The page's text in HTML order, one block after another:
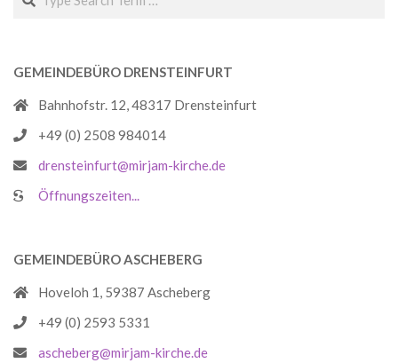
GEMEINDEBÜRO DRENSTEINFURT
Bahnhofstr. 12, 48317 Drensteinfurt
+49 (0) 2508 984014
drensteinfurt@mirjam-kirche.de
Öffnungszeiten...
GEMEINDEBÜRO ASCHEBERG
Hoveloh 1, 59387 Ascheberg
+49 (0) 2593 5331
ascheberg@mirjam-kirche.de